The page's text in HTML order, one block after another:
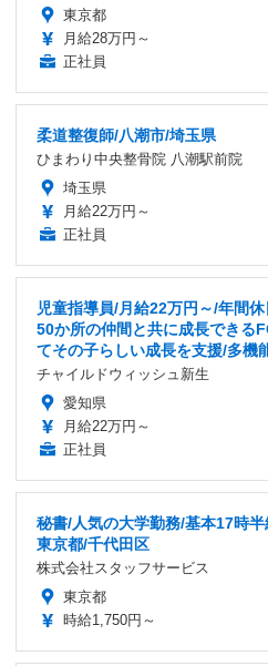
東京都
月給28万円～
正社員
柔道整復師/八潮市/埼玉県
ひまわり中央整骨院 八潮駅前院
埼玉県
月給22万円～
正社員
児童指導員/月給22万円～/年間
50か所の仲間と共に成長できる
てその子らしい成長を支援/多機
チャイルドウィッシュ新生
愛知県
月給22万円～
正社員
秘書/人気の大学勤務/基本17時
東京都/千代田区
株式会社スタッフサービス
東京都
時給1,750円～